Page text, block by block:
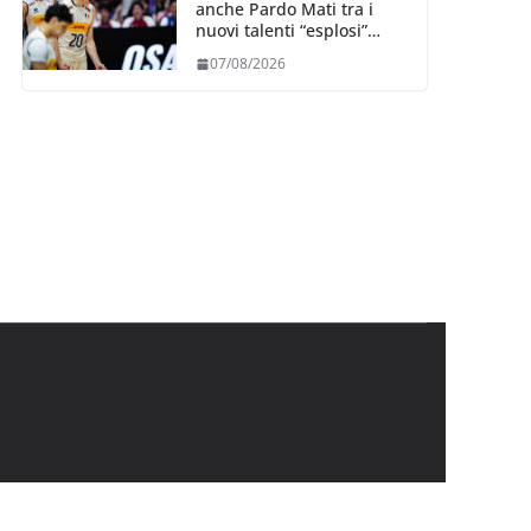
anche Pardo Mati tra i
nuovi talenti “esplosi”
Volleyball World
07/08/2026